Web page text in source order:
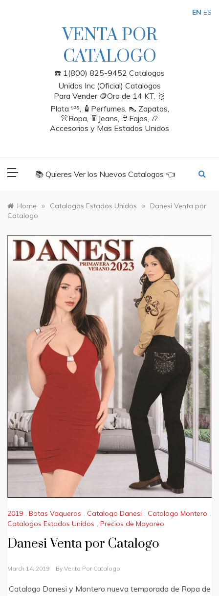
VENTA POR
CATALOGO
☎️ 1(800) 825-9452 Catalogos
Unidos Inc (Oficial) Catalogos
Para Vender 🪙Oro de 14 KT, 🥈
Plata ⁹²⁵, 🧴Perfumes, 👠 Zapatos,
👚Ropa, 👖Jeans, 👙Fajas, 📿
Accesorios y Mas Estados Unidos
📚 Quieres Ver los Nuevos Catalogos 👈
Home » Catalogos Estados Unidos »
Danesi Venta por
Catalogo
2019 , Botas Vaqueras , Catalogo Danesi , Catalogo Montero ,
Catalogos Estados Unidos , Precios de Mayoreo
Danesi Venta por Catalogo
March 14, 2019 By Venta Por Catalogo
Catalogo Danesi y Montero nueva temporada de Ropa de
EN ES